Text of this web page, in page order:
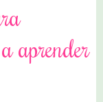
aprender